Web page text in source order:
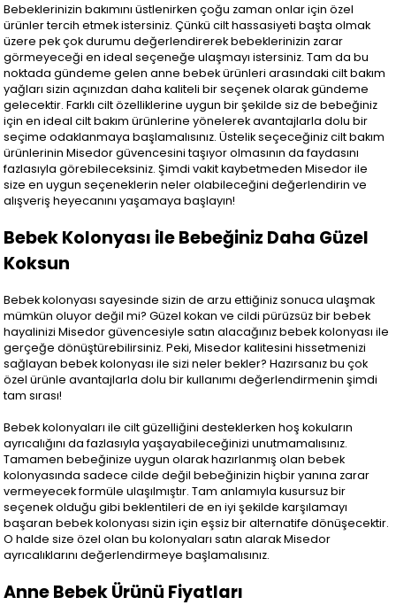
Bebeklerinizin bakımını üstlenirken çoğu zaman onlar için özel
ürünler tercih etmek istersiniz. Çünkü cilt hassasiyeti başta olmak
üzere pek çok durumu değerlendirerek bebeklerinizin zarar
görmeyeceği en ideal seçeneğe ulaşmayı istersiniz. Tam da bu
noktada gündeme gelen anne bebek ürünleri arasındaki cilt bakım
yağları sizin açınızdan daha kaliteli bir seçenek olarak gündeme
gelecektir. Farklı cilt özelliklerine uygun bir şekilde siz de bebeğiniz
için en ideal cilt bakım ürünlerine yönelerek avantajlarla dolu bir
seçime odaklanmaya başlamalısınız. Üstelik seçeceğiniz cilt bakım
ürünlerinin Misedor güvencesini taşıyor olmasının da faydasını
fazlasıyla görebileceksiniz. Şimdi vakit kaybetmeden Misedor ile
size en uygun seçeneklerin neler olabileceğini değerlendirin ve
alışveriş heyecanını yaşamaya başlayın!
Bebek Kolonyası ile Bebeğiniz Daha Güzel
Koksun
Bebek kolonyası sayesinde sizin de arzu ettiğiniz sonuca ulaşmak
mümkün oluyor değil mi? Güzel kokan ve cildi pürüzsüz bir bebek
hayalinizi Misedor güvencesiyle satın alacağınız bebek kolonyası ile
gerçeğe dönüştürebilirsiniz. Peki, Misedor kalitesini hissetmenizi
sağlayan bebek kolonyası ile sizi neler bekler? Hazırsanız bu çok
özel ürünle avantajlarla dolu bir kullanımı değerlendirmenin şimdi
tam sırası!
Bebek kolonyaları ile cilt güzelliğini desteklerken hoş kokuların
ayrıcalığını da fazlasıyla yaşayabileceğinizi unutmamalısınız.
Tamamen bebeğinize uygun olarak hazırlanmış olan bebek
kolonyasında sadece cilde değil bebeğinizin hiçbir yanına zarar
vermeyecek formüle ulaşılmıştır. Tam anlamıyla kusursuz bir
seçenek olduğu gibi beklentileri de en iyi şekilde karşılamayı
başaran bebek kolonyası sizin için eşsiz bir alternatife dönüşecektir.
O halde size özel olan bu kolonyaları satın alarak Misedor
ayrıcalıklarını değerlendirmeye başlamalısınız.
Anne Bebek Ürünü Fiyatları